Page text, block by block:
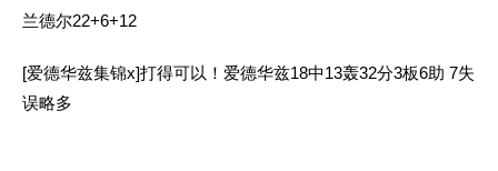
兰德尔22+6+12
[爱德华兹集锦x]打得可以！爱德华兹18中13轰32分3板6助 7失
误略多